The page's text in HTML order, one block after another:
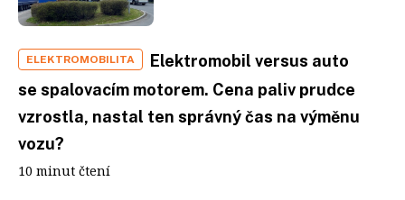
ELEKTROMOBILITA
Elektromobil versus auto
se spalovacím motorem. Cena paliv prudce
vzrostla, nastal ten správný čas na výměnu
vozu?
10 minut čtení